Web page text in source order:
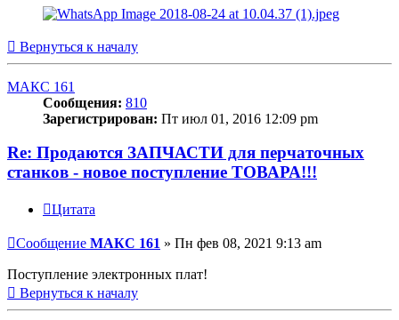
Вернуться к началу
МАКС 161
Сообщения: 810
Зарегистрирован: Пт июл 01, 2016 12:09 pm
Re: Продаются ЗАПЧАСТИ для перчаточных
станков - новое поступление ТОВАРА!!!
Цитата
Сообщение МАКС 161 » Пн фев 08, 2021 9:13 am
Поступление электронных плат!
Вернуться к началу